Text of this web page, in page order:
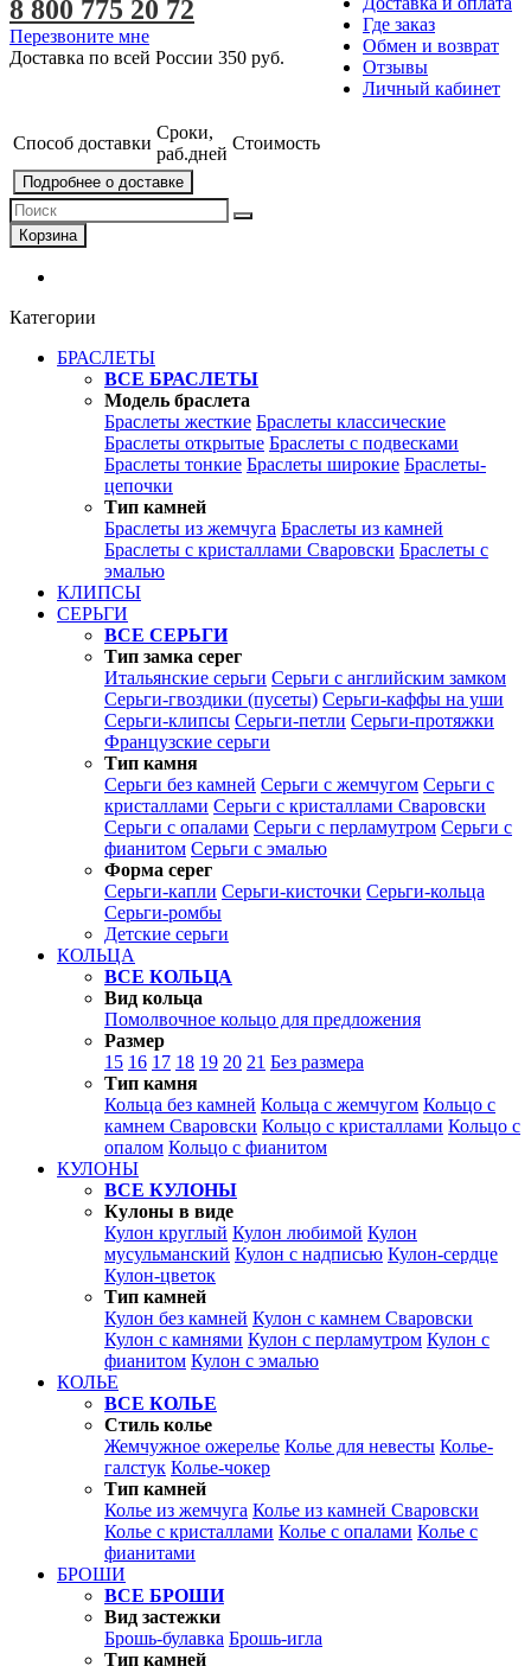
Где заказ
Обмен и возврат
Отзывы
Личный кабинет
8 800 775 20 72
Перезвоните мне
Доставка по всей России 350 руб.
Способ доставки
Сроки,
раб.дней
Стоимость
Подробнее о доставке
Корзина
Категории
БРАСЛЕТЫ
ВСЕ БРАСЛЕТЫ
Модель браслета
Браслеты жесткие Браслеты классические
Браслеты открытые Браслеты с подвесками
Браслеты тонкие Браслеты широкие Браслеты-
цепочки
Тип камней
Браслеты из жемчуга Браслеты из камней
Браслеты с кристаллами Сваровски Браслеты с
эмалью
КЛИПСЫ
СЕРЬГИ
ВСЕ СЕРЬГИ
Тип замка серег
Итальянские серьги Серьги с английским замком
Серьги-гвоздики (пусеты) Серьги-каффы на уши
Серьги-клипсы Серьги-петли Серьги-протяжки
Французские серьги
Тип камня
Серьги без камней Серьги с жемчугом Серьги с
кристаллами Серьги с кристаллами Сваровски
Серьги с опалами Серьги с перламутром Серьги с
фианитом Серьги с эмалью
Форма серег
Серьги-капли Серьги-кисточки Серьги-кольца
Серьги-ромбы
Детские серьги
КОЛЬЦА
ВСЕ КОЛЬЦА
Вид кольца
Помолвочное кольцо для предложения
Размер
15 16 17 18 19 20 21 Без размера
Тип камня
Кольца без камней Кольца с жемчугом Кольцо с
камнем Сваровски Кольцо с кристаллами Кольцо с
опалом Кольцо с фианитом
КУЛОНЫ
ВСЕ КУЛОНЫ
Кулоны в виде
Кулон круглый Кулон любимой Кулон
мусульманский Кулон с надписью Кулон-сердце
Кулон-цветок
Тип камней
Кулон без камней Кулон с камнем Сваровски
Кулон с камнями Кулон с перламутром Кулон с
фианитом Кулон с эмалью
КОЛЬЕ
ВСЕ КОЛЬЕ
Стиль колье
Жемчужное ожерелье Колье для невесты Колье-
галстук Колье-чокер
Тип камней
Колье из жемчуга Колье из камней Сваровски
Колье с кристаллами Колье с опалами Колье с
фианитами
БРОШИ
ВСЕ БРОШИ
Вид застежки
Брошь-булавка Брошь-игла
Тип камней